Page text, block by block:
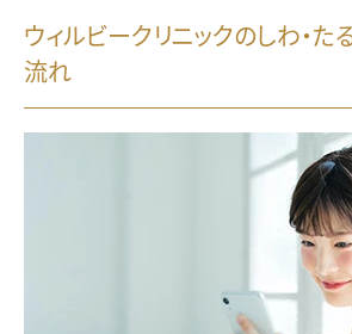
ウィルビークリニックのしわ・
流れ